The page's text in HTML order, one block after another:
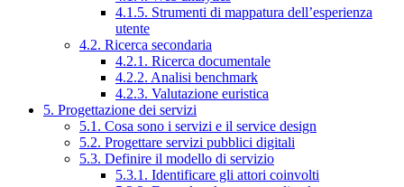
4.1.5. Strumenti di mappatura dell’esperienza
utente
4.2. Ricerca secondaria
4.2.1. Ricerca documentale
4.2.2. Analisi benchmark
4.2.3. Valutazione euristica
5. Progettazione dei servizi
5.1. Cosa sono i servizi e il service design
5.2. Progettare servizi pubblici digitali
5.3. Definire il modello di servizio
5.3.1. Identificare gli attori coinvolti